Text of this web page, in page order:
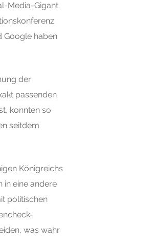
Media-Gigant
Google haben
der
passenden
konnten so
seitdem
Königreichs
in eine andere
politischen
was wahr